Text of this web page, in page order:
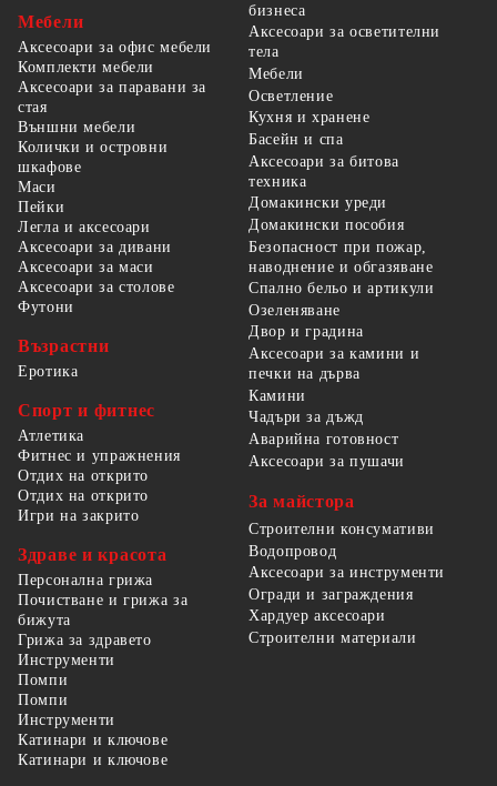
Мебели
Аксесоари за офис мебели
Комплекти мебели
Аксесоари за паравани за
стая
Външни мебели
Колички и островни
шкафове
Маси
Пейки
Легла и аксесоари
Аксесоари за дивани
Аксесоари за маси
Аксесоари за столове
Футони
Възрастни
Еротика
Спорт и фитнес
Атлетика
Фитнес и упражнения
Отдих на открито
Отдих на открито
Игри на закрито
Здраве и красота
Персонална грижа
Почистване и грижа за
бижута
Грижа за здравето
бизнеса
Аксесоари за осветителни
тела
Мебели
Осветление
Кухня и хранене
Басейн и спа
Аксесоари за битова
техника
Домакински уреди
Домакински пособия
Безопасност при пожар,
наводнение и обгазяване
Спално бельо и артикули
Озеленяване
Двор и градина
Аксесоари за камини и
печки на дърва
Камини
Чадъри за дъжд
Аварийна готовност
Аксесоари за пушачи
За майстора
Строителни консумативи
Водопровод
Аксесоари за инструменти
Огради и заграждения
Хардуер аксесоари
Строителни материали
Инструменти
Помпи
Помпи
Инструменти
Катинари и ключове
Катинари и ключове